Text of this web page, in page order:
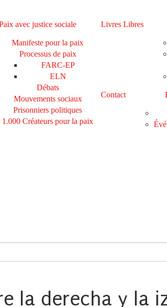
avec justice sociale
Manifeste pour la paix
Processus de paix
FARC-EP
ELN
Débats
Mouvements sociaux
Prisonniers politiques
1.000 Créateurs pour la paix
Livres Libres
Contact
la derecha y la